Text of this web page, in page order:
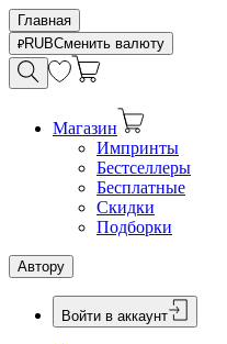
Главная
RUBСменить валюту
Магазин
Импринты
Бестселлеры
Бесплатные
Скидки
Подборки
Автору
Войти в аккаунт